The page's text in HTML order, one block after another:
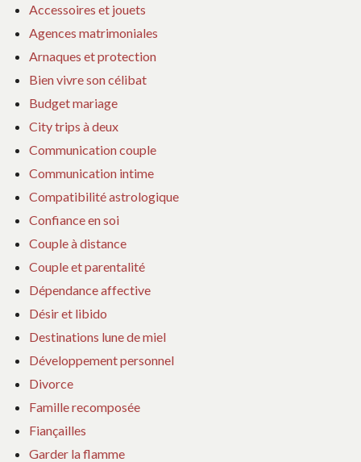
Accessoires et jouets
Agences matrimoniales
Arnaques et protection
Bien vivre son célibat
Budget mariage
City trips à deux
Communication couple
Communication intime
Compatibilité astrologique
Confiance en soi
Couple à distance
Couple et parentalité
Dépendance affective
Désir et libido
Destinations lune de miel
Développement personnel
Divorce
Famille recomposée
Fiançailles
Garder la flamme